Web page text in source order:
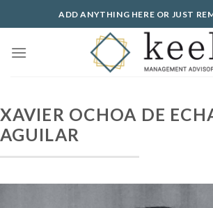
to
ADD ANYTHING HERE OR JUST
XAVIER OCHOA DE
AGUILAR